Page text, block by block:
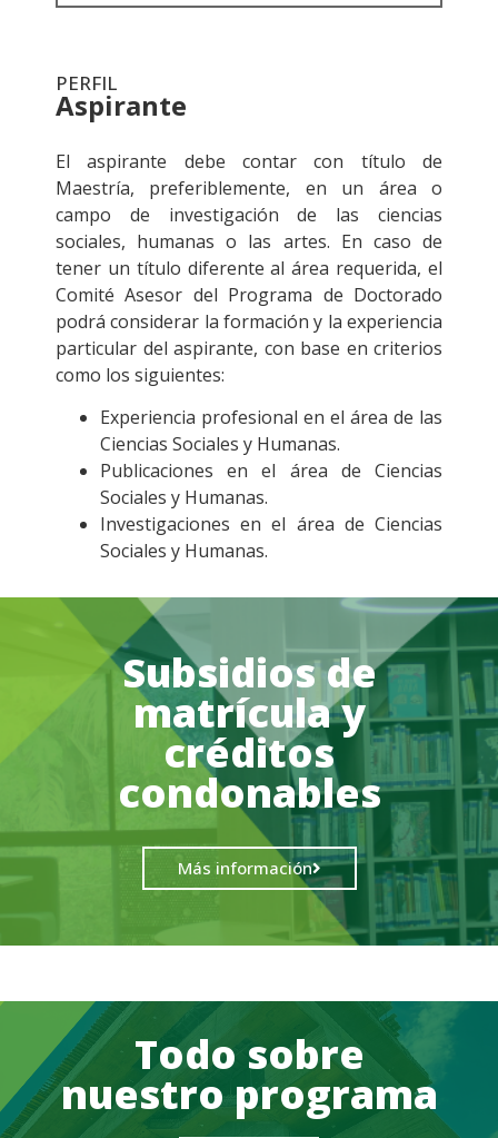
PERFIL
Aspirante
El aspirante debe contar con título de
Maestría, preferiblemente, en un área o
campo de investigación de las ciencias
sociales, humanas o las artes. En caso de
tener un título diferente al área requerida, el
Comité Asesor del Programa de Doctorado
podrá considerar la formación y la experiencia
particular del aspirante, con base en criterios
como los siguientes:
Experiencia profesional en el área de las
Ciencias Sociales y Humanas.
Publicaciones en el área de Ciencias
Sociales y Humanas.
Investigaciones en el área de Ciencias
Sociales y Humanas.
Subsidios de
matrícula y
créditos
condonables
Más información
Todo sobre
nuestro programa